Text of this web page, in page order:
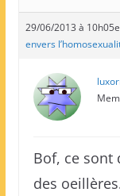
29/06/2013 à 10h05
envers
Bof, ce sont
des